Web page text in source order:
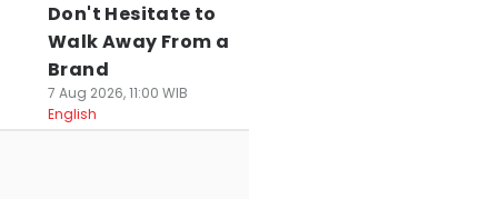
Don't Hesitate to
Walk Away From a
Brand
7 Aug 2026, 11:00 WIB
English